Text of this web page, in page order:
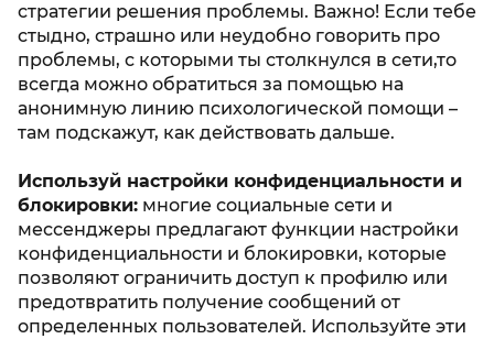
стратегии решения проблемы. Важно! Если тебе
стыдно, страшно или неудобно говорить про
проблемы, с которыми ты столкнулся в сети,то
всегда можно обратиться за помощью на
анонимную линию психологической помощи –
там подскажут, как действовать дальше.
Используй настройки конфиденциальности и
блокировки: многие социальные сети и
мессенджеры предлагают функции настройки
конфиденциальности и блокировки, которые
позволяют ограничить доступ к профилю или
предотвратить получение сообщений от
определенных пользователей. Используйте эти